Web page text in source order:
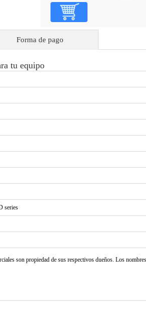
Forma de pago
tu equipo
series
son propiedad de sus respectivos dueños. Los